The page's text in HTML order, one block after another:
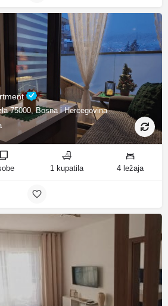
75000, Bosna i Hercegovina
1 kupatila 4 ležaja